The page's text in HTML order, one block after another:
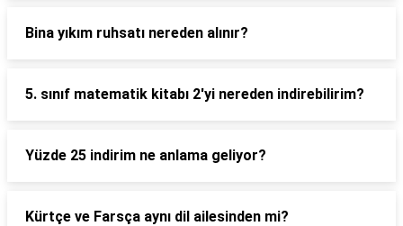
Bina yıkım ruhsatı nereden alınır?
5. sınıf matematik kitabı 2'yi nereden indirebilirim?
Yüzde 25 indirim ne anlama geliyor?
Kürtçe ve Farsça aynı dil ailesinden mi?